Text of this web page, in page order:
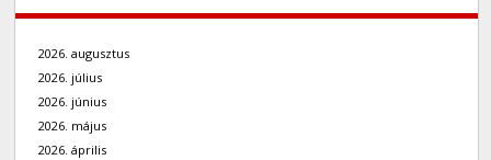
2026. augusztus
2026. július
2026. június
2026. május
2026. április